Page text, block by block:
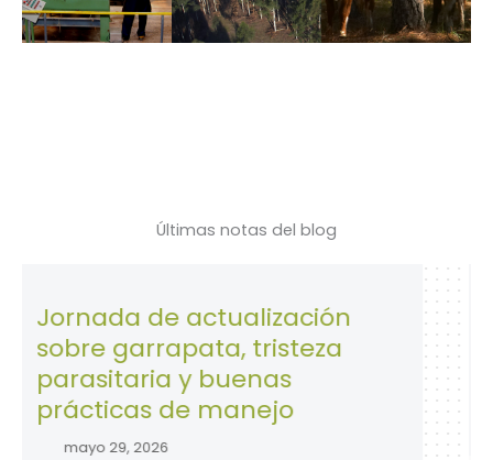
Últimas notas del blog
de actualización
garrapata, tristeza
y buenas
de manejo
29, 2026
28
la
abril